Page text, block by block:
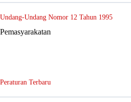
Undang-Undang Nomor 12 Tahun 1995
Pemasyarakatan
Peraturan Terbaru